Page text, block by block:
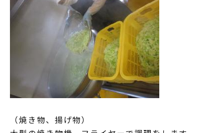
（焼き物、揚げ物）